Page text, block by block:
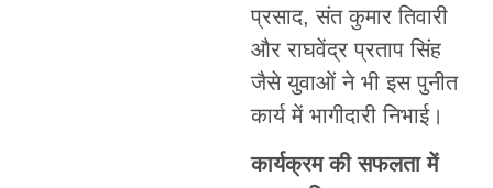
प्रसाद, संत कुमार तिवारी
और राघवेंद्र प्रताप सिंह
जैसे युवाओं ने भी इस पुनीत
कार्य में भागीदारी निभाई।
कार्यक्रम की सफलता में